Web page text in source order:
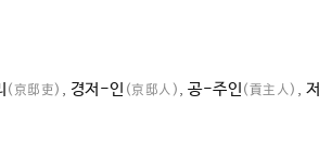
(京邸吏) , 경저-인 (京邸人) , 공-주인 (貢主人) , 저